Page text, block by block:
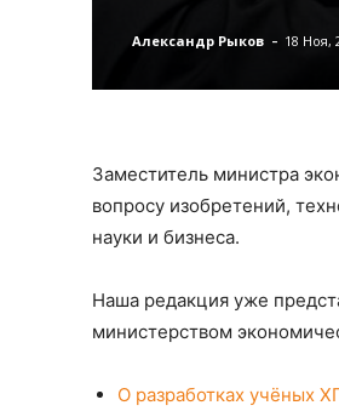
Александр Рыков - 18 Ноя,
Заместитель министра
вопросу изобретений,
науки и бизнеса.
Наша редакция уже
министерством
О разработках учёных